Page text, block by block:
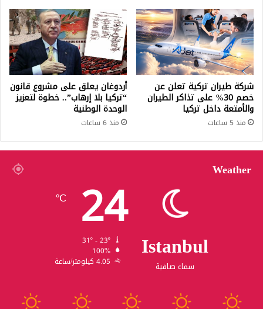
شركة طيران تركية تعلن عن
خصم 30% على تذاكر الطيران
والأمتعة داخل تركيا
منذ 5 ساعات
أردوغان يعلق على مشروع قانون
“تركيا بلا إرهاب”.. خطوة لتعزيز
الوحدة الوطنية
منذ 6 ساعات
Weather
Istanbul
سماء صافية
24
℃
100%
4.05 كيلومتر/ساعة